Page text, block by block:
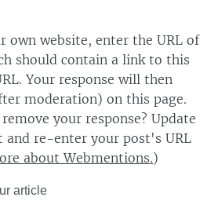
own website, enter the URL of
should contain a link to this
Your response will then
moderation) on this page.
your response? Update
and re-enter your post's URL
about Webmentions.)
article